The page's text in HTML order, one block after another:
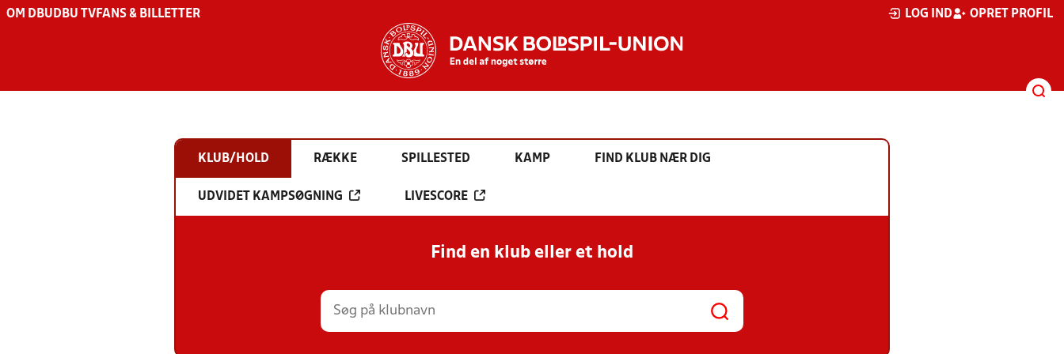
OM DBU DBU TV FANS & BILLETTER LOG IND OPRET PROFIL
KLUB/HOLD RÆKKE SPILLESTED KAMP FIND KLUB NÆR DIG
UDVIDET KAMPSØGNING LIVESCORE
Find en klub eller et hold